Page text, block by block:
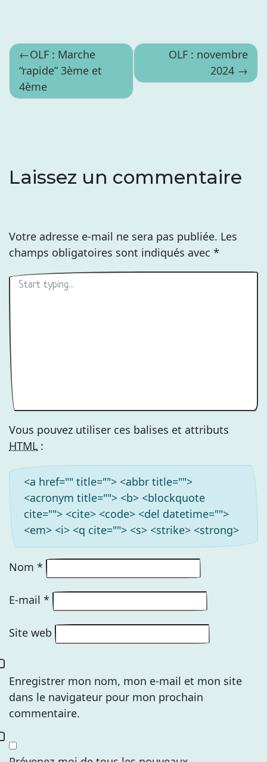
Navigation
de
l’article
OLF : Marche
“rapide” 3ème et
4ème
OLF : novembre
2024
Laissez un commentaire
Votre adresse e-mail ne sera pas publiée. Les
champs obligatoires sont indiqués avec *
Vous pouvez utiliser ces balises et attributs
HTML :
<a href="" title=""> <abbr title="">
<acronym title=""> <b> <blockquote
cite=""> <cite> <code> <del datetime="">
<em> <i> <q cite=""> <s> <strike> <strong>
Nom *
E-mail *
Site web
Enregistrer mon nom, mon e-mail et mon site
dans le navigateur pour mon prochain
commentaire.